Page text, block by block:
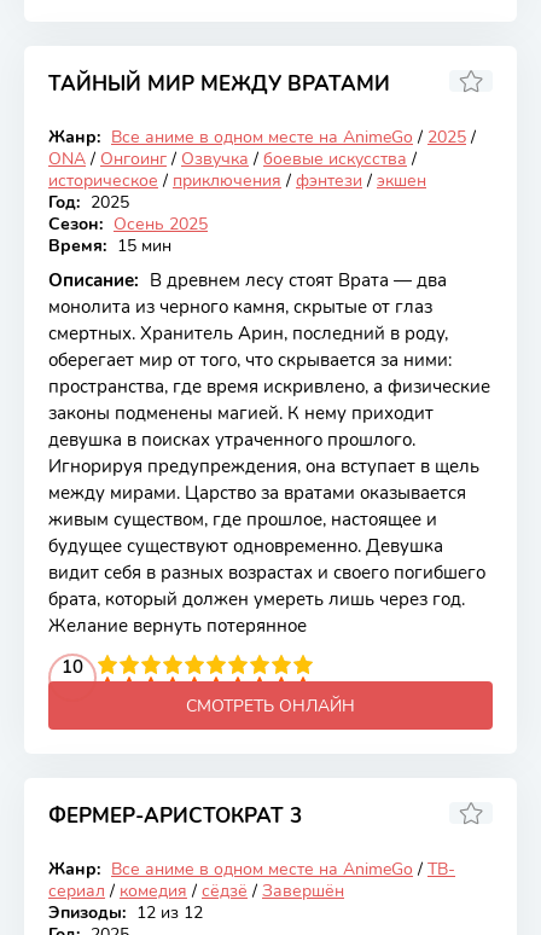
ТАЙНЫЙ МИР МЕЖДУ ВРАТАМИ
Онгоинг
6.93
Жанр: Все аниме в одном месте на AnimeGo / 2025 /
ONA / Онгоинг / Озвучка / боевые искусства /
историческое / приключения / фэнтези / экшен
Год: 2025
Сезон: Осень 2025
Время: 15 мин
Описание: В древнем лесу стоят Врата — два
монолита из черного камня, скрытые от глаз
смертных. Хранитель Арин, последний в роду,
оберегает мир от того, что скрывается за ними:
пространства, где время искривлено, а физические
законы подменены магией. К нему приходит
девушка в поисках утраченного прошлого.
Игнорируя предупреждения, она вступает в щель
между мирами. Царство за вратами оказывается
живым существом, где прошлое, настоящее и
будущее существуют одновременно. Девушка
видит себя в разных возрастах и своего погибшего
брата, который должен умереть лишь через год.
Желание вернуть потерянное
10
4 5 6 7 8 9 10
СМОТРЕТЬ ОНЛАЙН
ФЕРМЕР-АРИСТОКРАТ 3
Закончен
6.83
Жанр: Все аниме в одном месте на AnimeGo / ТВ-
сериал / комедия / сёдзё / Завершён
Эпизоды: 12 из 12